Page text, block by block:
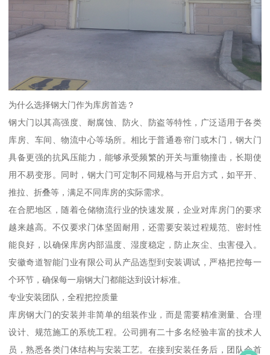
为什么选择钢大门作为库房首选？
钢大门以其高强度、耐腐蚀、防火、防盗等特性，广泛适用于各类
库房、车间、物流中心等场所。相比于普通卷帘门或木门，钢大门
具备更强的抗风压能力，能够承受频繁的开关与重物撞击，长期使
用不易变形。同时，钢大门可定制不同规格与开启方式，如平开、
推拉、折叠等，满足不同库房的实际需求。
在合肥地区，随着仓储物流行业的快速发展，企业对库房门的要求
越来越高。不仅要求门体坚固耐用，还需要安装过程规范、密封性
能良好，以确保库房内部温度、湿度稳定，防止灰尘、虫害侵入。
安徽奇道智能门业有限公司从产品选型到安装调试，严格把控每一
个环节，确保每一扇钢大门都能达到设计标准。
专业安装团队，全程把控质量
库房钢大门的安装并非简单的组装作业，而是需要精准测量、合理
设计、规范施工的系统工程。公司拥有二十多名经验丰富的技术人
员，熟悉各类门体结构与安装工艺。在接到安装任务后，团队会首